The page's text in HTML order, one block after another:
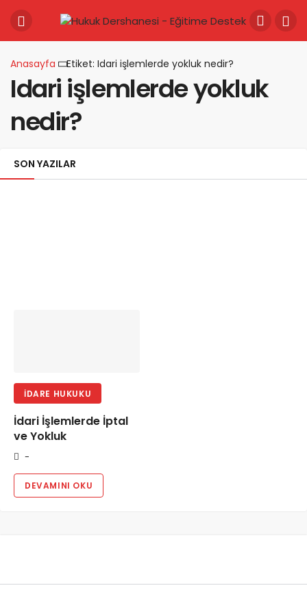
Anasayfa Etiket: Idari işlemlerde yokluk nedir?
Idari işlemlerde yokluk
nedir?
SON YAZILAR
İDARE HUKUKU
İdari İşlemlerde İptal
ve Yokluk
-
DEVAMINI OKU